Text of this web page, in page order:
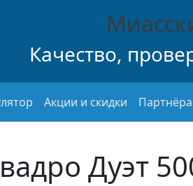
Качество,
Акции и скидки
Дуэт